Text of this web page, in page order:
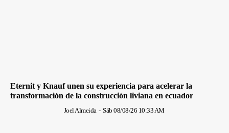
Eternit y Knauf unen su experiencia para acelerar la
transformación de la construcción liviana en ecuador
Joel Almeida - Sáb 08/08/26 10:33 AM